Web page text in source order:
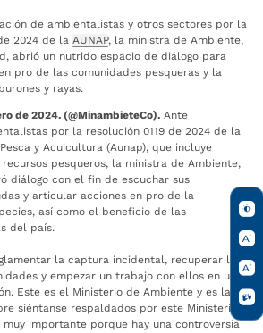
de ambientalistas y otros sectores por la
2024 de la AUNAP, la ministra de Ambiente,
abrió un nutrido espacio de diálogo para
pro de las comunidades pesqueras y la
y rayas.
de 2024. (@MinambieteCo). Ante
por la resolución 0119 de 2024 de la
y Acuicultura (Aunap), que incluye
pesqueros, la ministra de Ambiente,
diálogo con el fin de escuchar sus
y articular acciones en pro de la
así como el beneficio de las
del país.
la captura incidental, recuperar la
y empezar un trabajo con ellos en una
Este es el Ministerio de Ambiente y es la
siéntanse respaldados por este Ministerio.
muy importante porque hay una controversia